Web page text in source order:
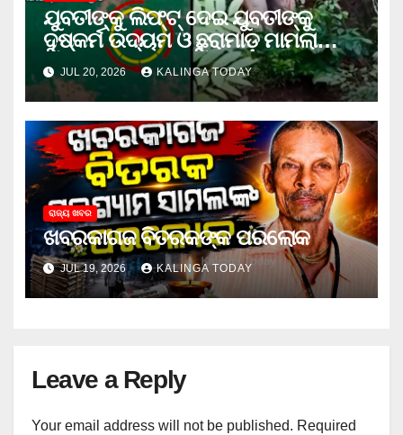
ଯୁବତୀଙ୍କୁ ଲିଫ୍‌ଟ୍‌ ଦେଇ ଯୁବତୀଙ୍କୁ
ଦୁଷ୍କର୍ମ ଉଦ୍ୟମ ଓ ଛୁରାମାଡ଼ ମାମଲାରେ
ଜେଲ ଗଲା ଅଭିଯୁକ୍ତ
JUL 20, 2026 KALINGA TODAY
ରାଜ୍ୟ ଖବର
ଖବରକାଗଜ ବିତରକଙ୍କ ପରଲୋକ
JUL 19, 2026 KALINGA TODAY
Leave a Reply
Your email address will not be published. Required